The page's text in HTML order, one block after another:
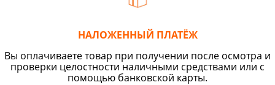
НАЛОЖЕННЫЙ ПЛАТЁЖ
Вы оплачиваете товар при получении после осмотра и
проверки целостности наличными средствами или с
помощью банковской карты.